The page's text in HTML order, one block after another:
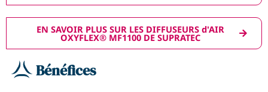
EN SAVOIR PLUS SUR LES DIFFUSEURS d'AIR
OXYFLEX® MF1100 DE SUPRATEC
Bénéfices